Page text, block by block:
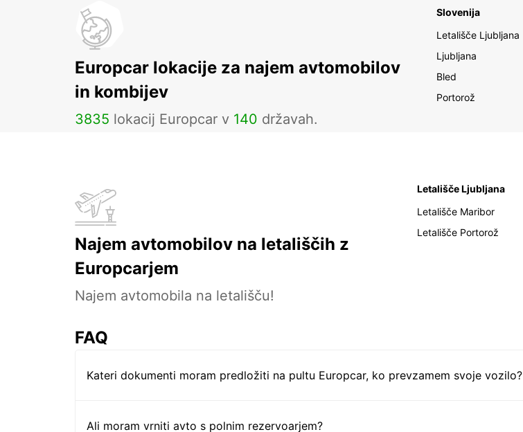
Europcar lokacije za najem avtomobilov
in kombijev
3835 lokacij Europcar v 140 državah.
Slovenija
Letališče Ljubljana
Ljubljana
Bled
Portorož
Najem avtomobilov na letališčih z
Europcarjem
Najem avtomobila na letališču!
Letališče Ljubljana
Letališče Maribor
Letališče Portorož
FAQ
Kateri dokumenti moram predložiti na pultu Europcar, ko prevzamem svoje vozilo?
Ali moram vrniti avto s polnim rezervoarjem?